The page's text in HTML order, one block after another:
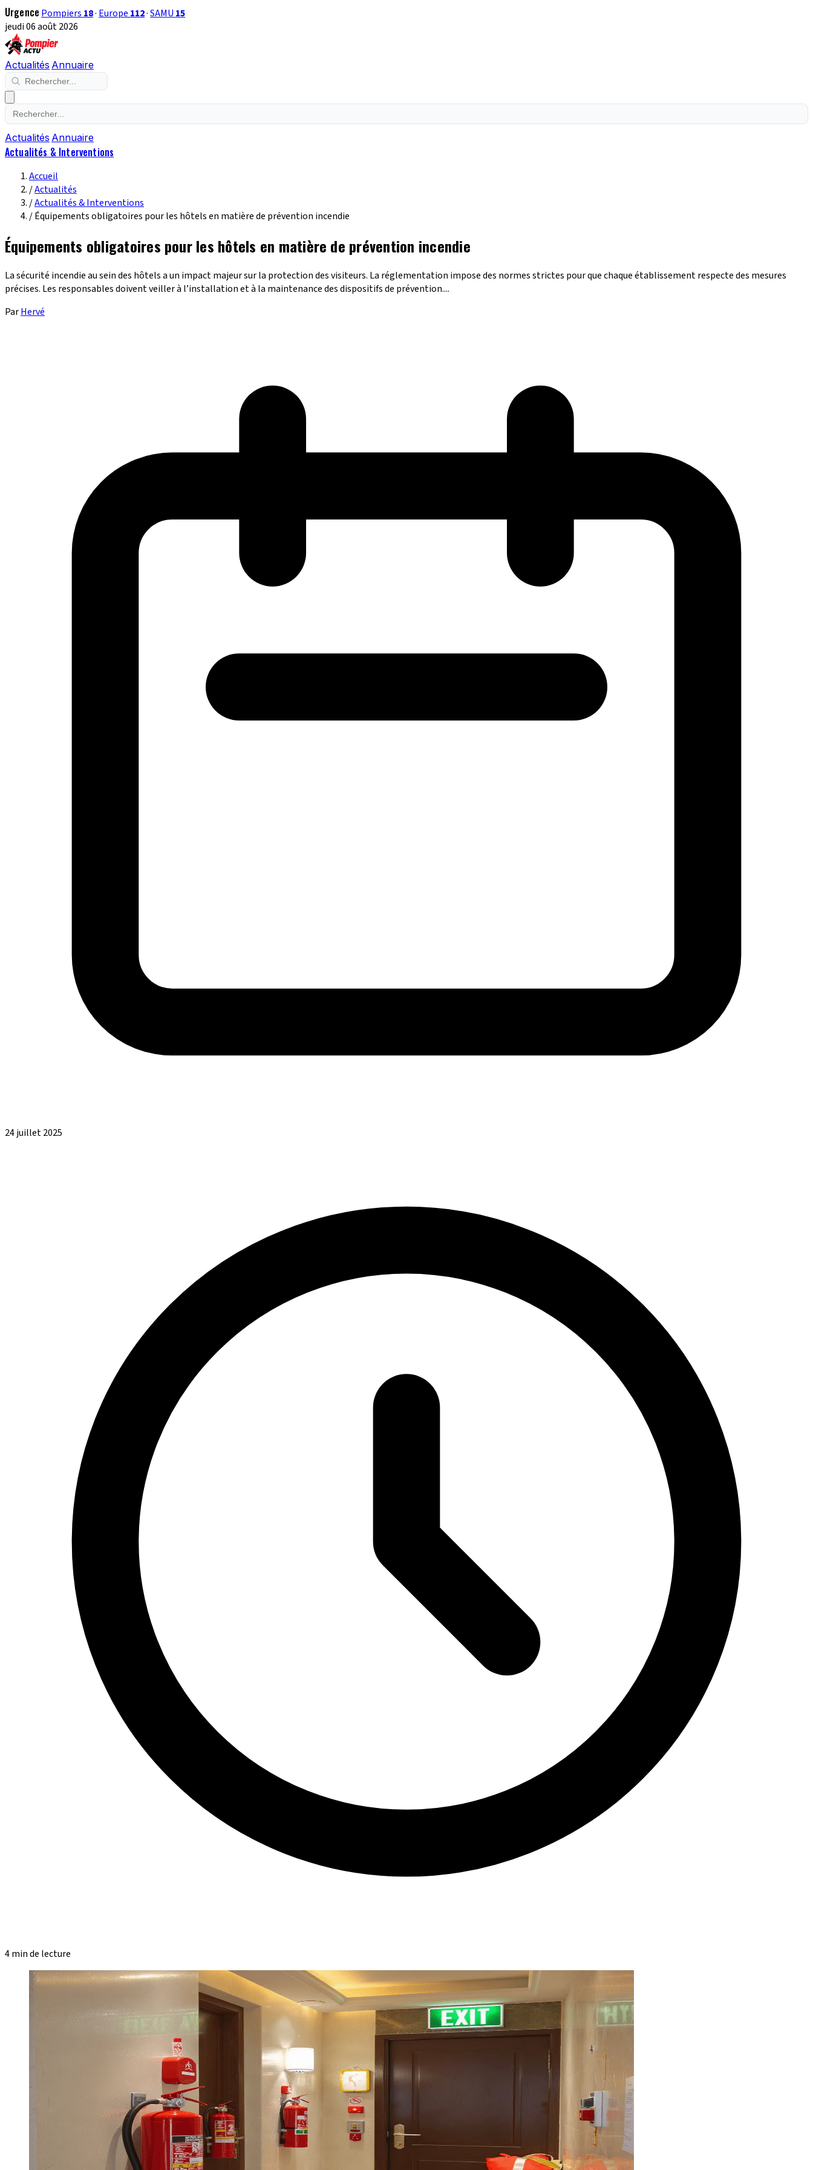
Urgence Pompiers 18· Europe 112·SAMU 15
jeudi 06 août 2026
Actualités Annuaire
Actualités Annuaire
Actualités & Interventions
Accueil
/Actualités
/Actualités & Interventions
/Équipements obligatoires pour les hôtels en matière de prévention incendie
Équipements obligatoires pour les hôtels en matière de prévention incendie
La sécurité incendie au sein des hôtels a un impact majeur sur la protection des visiteurs. La réglementation impose des normes strictes pour que chaque établissement respecte des mesures
précises. Les responsables doivent veiller à l’installation et à la maintenance des dispositifs de prévention....
ParHervé
24 juillet 2025
4 min de lecture